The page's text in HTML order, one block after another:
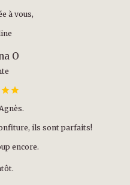
à vous,
O
ils sont parfaits!
encore.